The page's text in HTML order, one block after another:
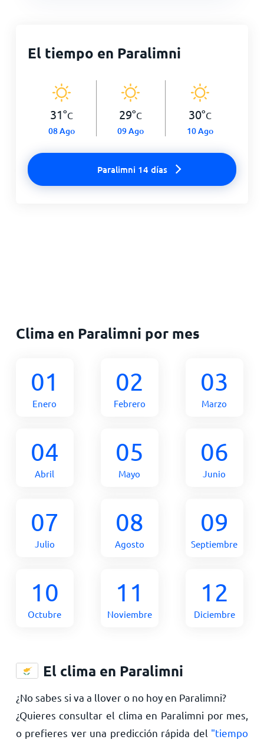
El tiempo en Paralimni
31°C
08 Ago
29°C
09 Ago
30°C
10 Ago
Paralimni 14 días
Clima en Paralimni por mes
01
Enero
02
Febrero
03
Marzo
04
Abril
05
Mayo
06
Junio
07
Julio
08
Agosto
09
Septiembre
10
Octubre
11
Noviembre
12
Diciembre
El clima en Paralimni
¿No sabes si va a llover o no hoy en Paralimni?
¿Quieres consultar el clima en Paralimni por mes,
o prefieres ver una predicción rápida del "tiempo